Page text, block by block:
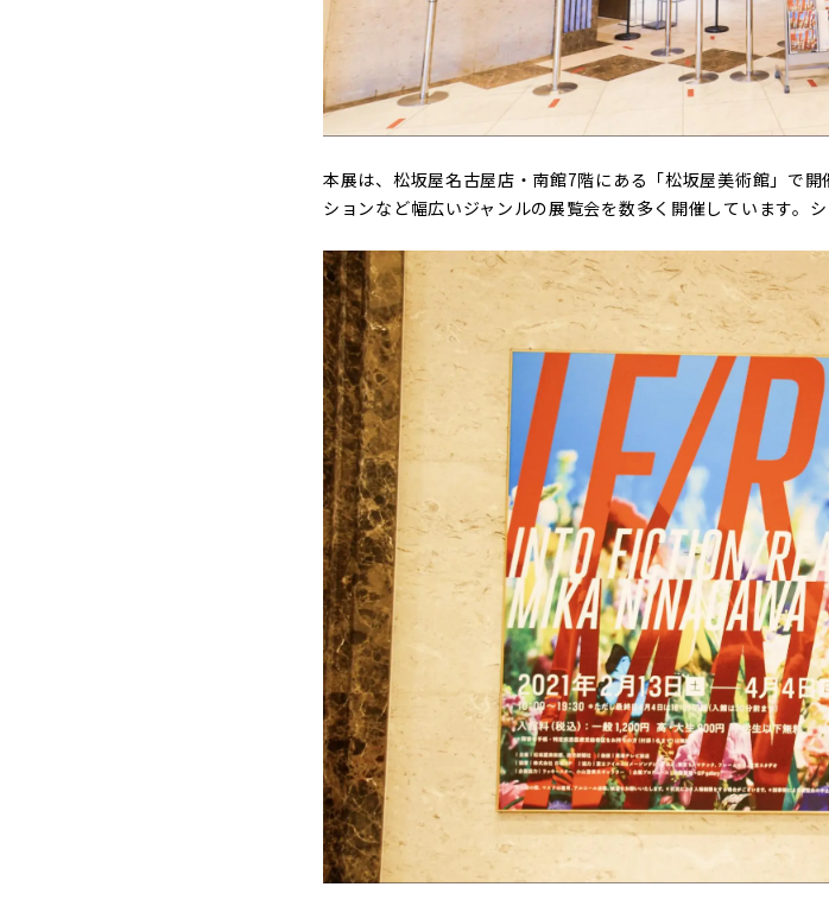
本展は、松坂屋名古屋店・南館7階にある「松坂屋美術館」で
ションなど幅広いジャンルの展覧会を数多く開催しています。